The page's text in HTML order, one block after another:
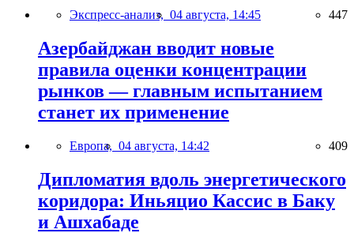
Экспресс-анализ, 04 августа, 14:45 447
Азербайджан вводит новые
правила оценки концентрации
рынков — главным испытанием
станет их применение
Европа, 04 августа, 14:42 409
Дипломатия вдоль энергетического
коридора: Иньяцио Кассис в Баку
и Ашхабаде